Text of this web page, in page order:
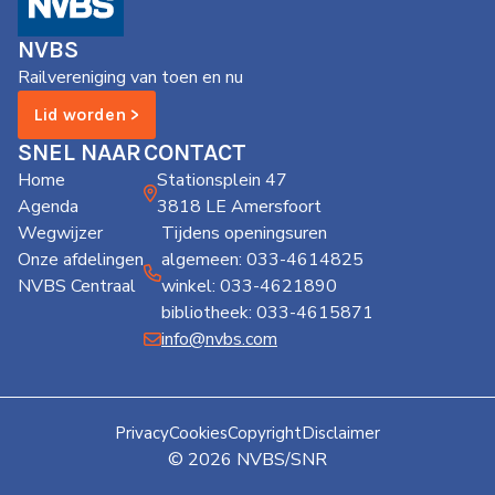
NVBS
Wegwijzer
Mijn
NVBS
NVBS
Railvereniging van toen en nu
Lid worden >
SNEL NAAR
Home
Agenda
Wegwijzer
Onze afdelingen
NVBS Centraal
CONTACT
Stationsplein 47
3818 LE Amersfoort
Tijdens openingsuren
algemeen: 033-4614825
winkel: 033-4621890
bibliotheek: 033-4615871
info@nvbs.com
© 2026 NVBS/SNR
PrivacyCookiesCopyrightDisclaimer